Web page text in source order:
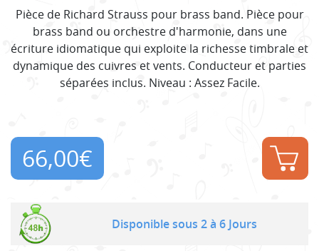
Pièce de Richard Strauss pour brass band. Pièce pour
brass band ou orchestre d'harmonie, dans une
écriture idiomatique qui exploite la richesse timbrale et
dynamique des cuivres et vents. Conducteur et parties
séparées inclus. Niveau : Assez Facile.
66,00€
Disponible sous 2 à 6 Jours